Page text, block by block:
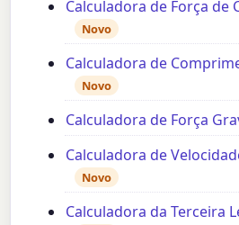
Calculadora de Força de
Novo
Calculadora de
Novo
Calculadora de Força
Calculadora de
Novo
Calculadora da Terceira